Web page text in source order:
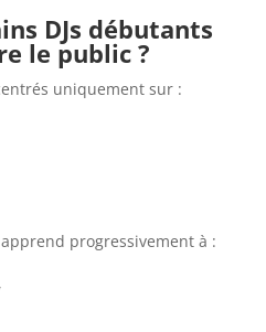
DJs débutants
le public ?
uniquement sur :
apprend progressivement à :